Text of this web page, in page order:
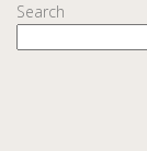
Search